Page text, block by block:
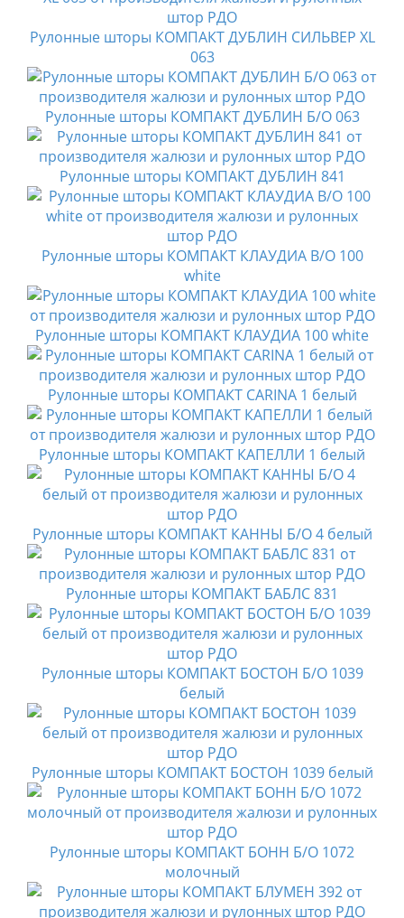
Рулонные шторы КОМПАКТ ДУБЛИН СИЛЬВЕР XL
063
Рулонные шторы КОМПАКТ ДУБЛИН Б/О 063
Рулонные шторы КОМПАКТ ДУБЛИН 841
Рулонные шторы КОМПАКТ КЛАУДИА B/O 100
white
Рулонные шторы КОМПАКТ КЛАУДИА 100 white
Рулонные шторы КОМПАКТ CARINA 1 белый
Рулонные шторы КОМПАКТ КАПЕЛЛИ 1 белый
Рулонные шторы КОМПАКТ КАННЫ Б/О 4 белый
Рулонные шторы КОМПАКТ БАБЛС 831
Рулонные шторы КОМПАКТ БОСТОН Б/О 1039
белый
Рулонные шторы КОМПАКТ БОСТОН 1039 белый
Рулонные шторы КОМПАКТ БОНН Б/О 1072
молочный